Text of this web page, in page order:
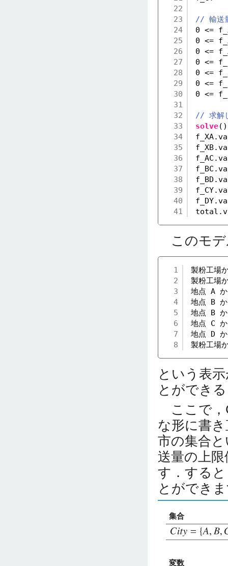
22
23
24
25
26
27
28
29
30
31
32
33
34
35
36
37
38
39
40
41
// 輸送
0 <=
0 <=
0 <=
0 <=
0 <=
0 <=
0 <=
// 求解
solve
このモデ
1
2
3
4
5
6
7
8
製粉工場
製粉工場
地点 A
地点 B
地点 B
地点 C
地点 D
製粉工場
という表
とができ
ここで，
な形に書
市の集合
送量の上
す．する
とができ
集合
変数